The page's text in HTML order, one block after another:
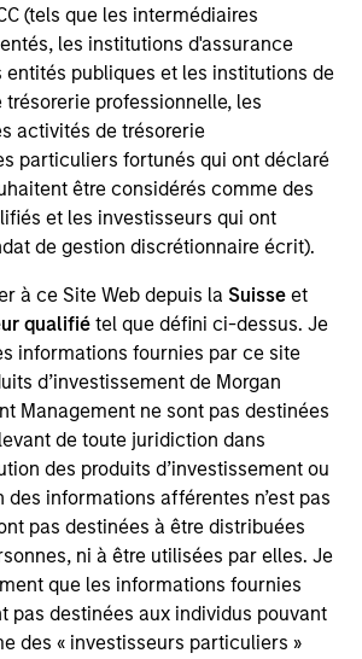
(tels que les intermédiaires
les institutions d'assurance
entités publiques et les institutions de
professionnelle, les
activités de trésorerie
particuliers fortunés qui ont déclaré
être considérés comme des
et les investisseurs qui ont
de gestion discrétionnaire écrit).
à ce Site Web depuis la Suisse et
qualifiétel que défini ci-dessus. Je
informations fournies par ce site
d’investissement de Morgan
Management ne sont pas destinées
de toute juridiction dans
des produits d’investissement ou
informations afférentes n’est pas
pas destinées à être distribuées
ni à être utilisées par elles. Je
que les informations fournies
pas destinées aux individus pouvant
des « investisseurs particuliers »
Expansion Capital
The above is provided for informational
only. There is no guarantee that
resulted in positive performance
or will perform well in the future (for
trademarks and service marks above
respective owners. The information
not been authorized, sponsored, or
by such owners. By clicking on any
agree that you are navigating to a
providing these hyperlinks to you
and the inclusion of any hyperlink is
any endorsement, approval,
or monitoring by us of any
in any hyperlinked site. In no event
for the information contained on
of such site.